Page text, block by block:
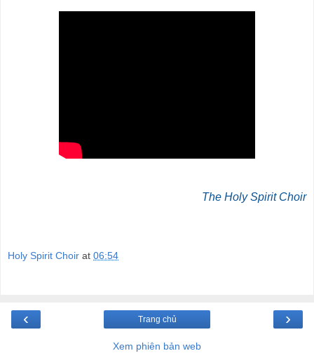
The Holy Spirit Choir
Holy Spirit Choir at 06:54
‹ ›
Trang chủ
Xem phiên bản web